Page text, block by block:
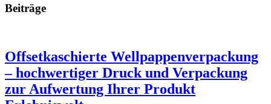
Beiträge
Offsetkaschierte Wellpappenverpackung
– hochwertiger Druck und Verpackung
zur Aufwertung Ihrer Produkt